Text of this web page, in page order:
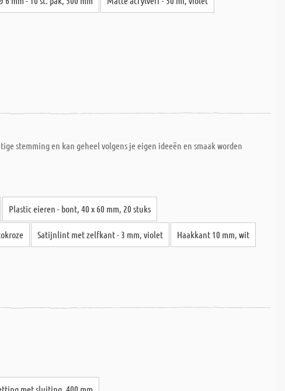
stemming en kan geheel volgens je eigen ideeën en smaak worden
Plastic eieren - bont, 40 x 60 mm, 20 stuks
Satijnlint met zelfkant - 3 mm, violet Haakkant 10 mm, wit